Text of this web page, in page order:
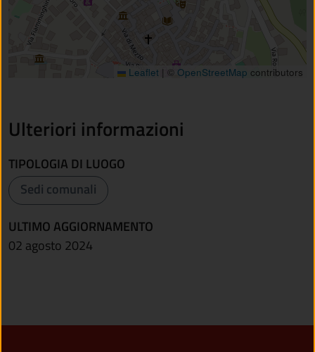
Leaflet | © OpenStreetMap contributors
Ulteriori informazioni
TIPOLOGIA DI LUOGO
Sedi comunali
ULTIMO AGGIORNAMENTO
02 agosto 2024